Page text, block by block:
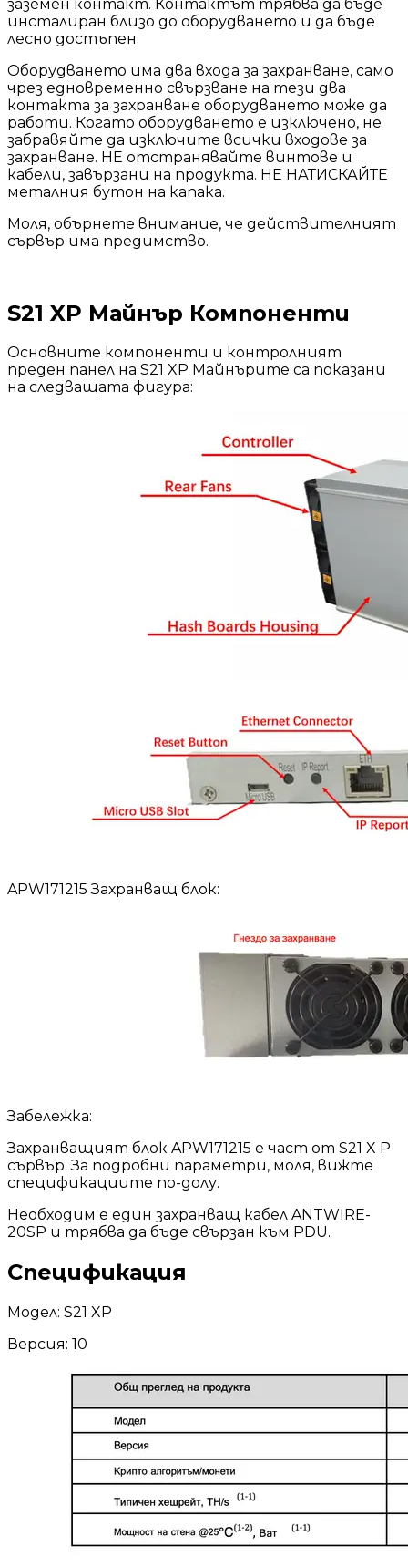
заземен контакт. Контактът трябва да бъде
инсталиран близо до оборудването и да бъде
лесно достъпен.
Оборудването има два входа за захранване, само
чрез едновременно свързване на тези два
контакта за захранване оборудването може да
работи. Когато оборудването е изключено, не
забравяйте да изключите всички входове за
захранване. НЕ отстранявайте винтове и
кабели, завързани на продукта. НЕ НАТИСКАЙТЕ
металния бутон на капака.
Моля, обърнете внимание, че действителният
сървър има предимство.
S21 XP Майнър Компоненти
Основните компоненти и контролният
преден панел на S21 XP Майнърите са показани
на следващата фигура:
APW171215 Захранващ блок:
Забележка:
Захранващият блок APW171215 е част от S21 X P
сървър. За подробни параметри, моля, вижте
спецификациите по-долу.
Необходим е един захранващ кабел ANTWIRE-
20SP и трябва да бъде свързан към PDU.
Спецификация
Mодел: S21 XP
Версия: 10